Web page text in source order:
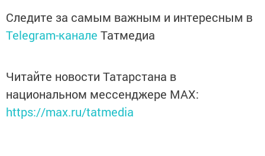
Следите за самым важным и интересным в
Telegram-канале Татмедиа
Читайте новости Татарстана в
национальном мессенджере MАХ:
https://max.ru/tatmedia